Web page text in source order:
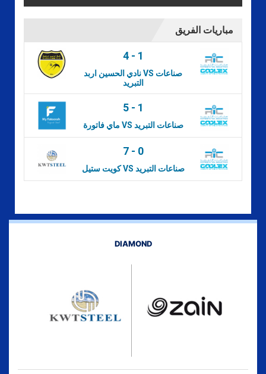
مباريات الفريق
4- 1
نادي الحسين اربد VS صناعات
التبريد
5- 1
ماي فاتورة VS صناعات التبريد
7- 0
كويت ستيل VS صناعات التبريد
DIAMOND